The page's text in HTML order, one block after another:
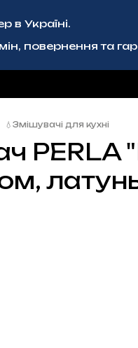
в Україні.
повернення та
💧Змішувачі для кухні
PERLA